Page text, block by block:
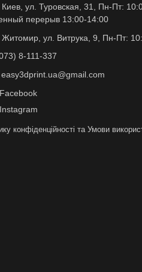
Киев, ул. Туровская, 31, Пн-Пт:
перерыв 13:00-14:00
Житомир, ул. Витрука, 9, Пн-Пт:
8-111-337
easy3dprint.ua@gmail.com
Facebook
Instagram
конфіденційності та Умови